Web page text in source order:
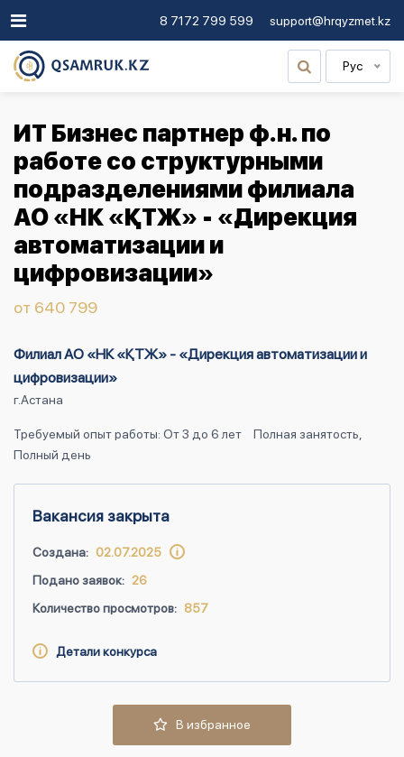
8 7172 799 599 support@hrqyzmet.kz
Рус
ИТ Бизнес партнер ф.н. по
работе со структурными
подразделениями филиала
АО «НК «ҚТЖ» - «Дирекция
автоматизации и
цифровизации»
от 640 799
Филиал АО «НК «ҚТЖ» - «Дирекция автоматизации и
цифровизации»
г.Астана
Требуемый опыт работы: От 3 до 6 лет
Полная занятость,
Полный день
Вакансия закрыта
Создана: 02.07.2025
Подано заявок: 26
Количество просмотров: 857
Детали конкурса
В избранное